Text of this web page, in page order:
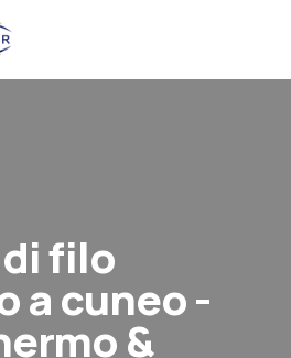
filo
a cuneo -
&